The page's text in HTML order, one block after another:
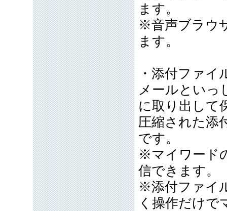
ます。
※音声ブラウ
ます。
・添付ファ
メールといっ
に取り出して
圧縮された添
です。
※マイワード
信できます。
※添付ファイ
く操作だけで